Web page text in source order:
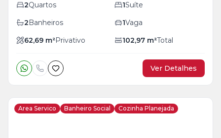
2Quartos 1Suíte
2Banheiros 1Vaga
62,69 m²Privativo 102,97 m²Total
Ver Detalhes
Area Servico Banheiro Social Cozinha Planejada